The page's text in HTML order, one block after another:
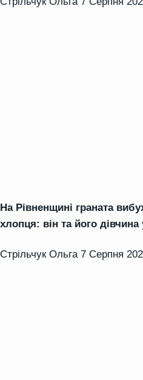
На Рівненщині граната
хлопця: він та його дівчина
Стрільчук Ольга 7 Серпня